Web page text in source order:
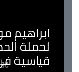
ابراهيم
لحملة
قياسية